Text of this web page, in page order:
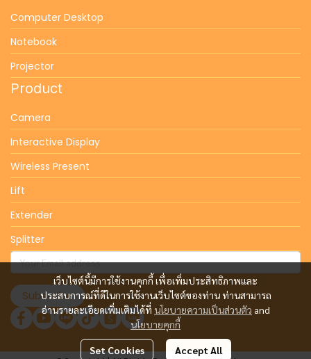
เว็บไซต์นี้มีการใช้งานคุกกี้ เพื่อเพิ่มประสิทธิภาพและ
ประสบการณ์ที่ดีในการใช้งานเว็บไซต์ของท่าน ท่านสามารถ
อ่านรายละเอียดเพิ่มเติมได้ที่ นโยบายความเป็นส่วนตัว and
นโยบายคุกกี้
Set Cookies Accept All
Computer Desktop
Notebook
Projector
Product
Camera
Interactive Display
Wireless Present
Lift
Extender
Splitter
Subscribe